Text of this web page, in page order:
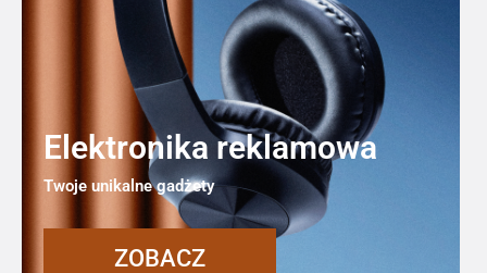
Elektronika reklamowa
Twoje unikalne gadżety
ZOBACZ